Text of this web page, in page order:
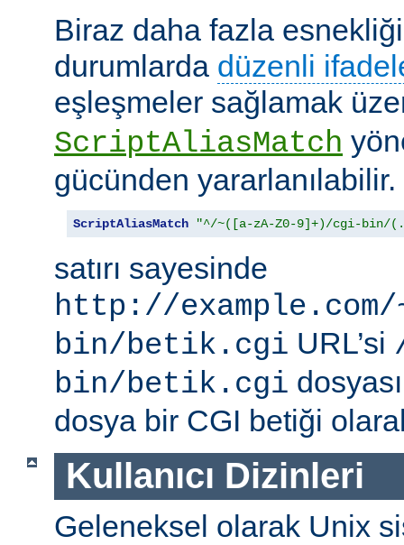
Biraz daha fazla
durumlarda düzenli
eşleşmeler sağlamak
ScriptAliasMatch
gücünden
ScriptAliasMatch "^/~([a-zA-Z0-9]+)/cgi-bin/
satırı sayesinde
http://
bin/betik.cgi URL’si
bin/betik.cgi
dosya bir CGI betiği olarak
Kullanıcı Dizinleri
Geleneksel olarak Unix